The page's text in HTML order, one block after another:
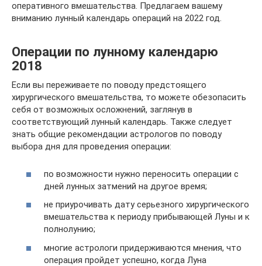
оперативного вмешательства. Предлагаем вашему
вниманию лунный календарь операций на 2022 год.
Операции по лунному календарю
2018
Если вы переживаете по поводу предстоящего
хирургического вмешательства, то можете обезопасить
себя от возможных осложнений, заглянув в
соответствующий лунный календарь. Также следует
знать общие рекомендации астрологов по поводу
выбора дня для проведения операции:
по возможности нужно переносить операции с
дней лунных затмений на другое время;
не приурочивать дату серьезного хирургического
вмешательства к периоду прибывающей Луны и к
полнолунию;
многие астрологи придерживаются мнения, что
операция пройдет успешно, когда Луна